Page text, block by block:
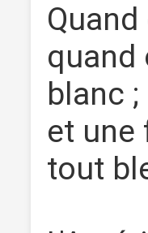
quand
blanc ;
et une
tout